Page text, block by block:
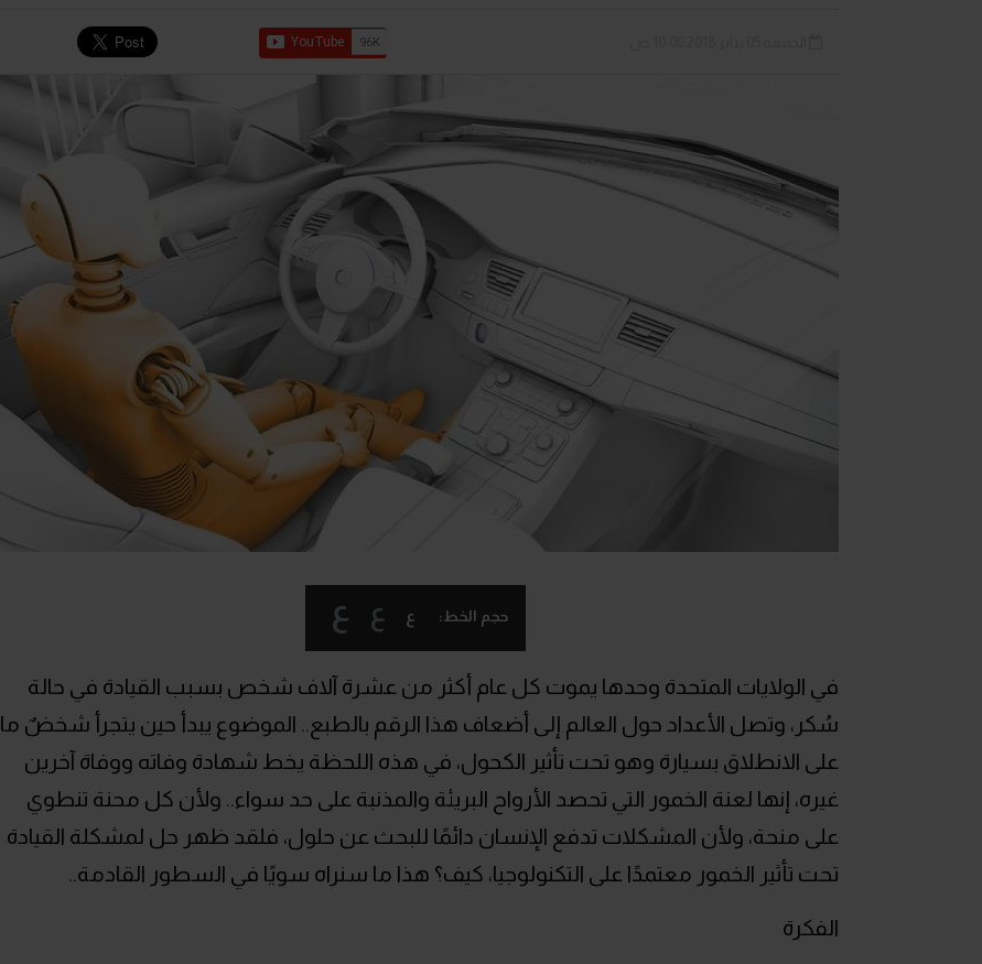
حجم الخط: ع ع ع
في الولايات المتحدة وحدها يموت كل عام أكثر من عشرة آلاف شخص بسبب القيادة في حالة
سُكر، وتصل الأعداد حول العالم إلى أضعاف هذا الرقم بالطبع.. الموضوع يبدأ حين يتجرأ شخضٌ ما
على الانطلاق بسيارة وهو تحت تأثير الكحول، في هذه اللحظة يخط شهادة وفاته ووفاة آخرين
غيره، إنها لعنة الخمور التي تحصد الأرواح البريئة والمذنبة على حد سواء.. ولأن كل محنة تنطوي
على منحة، ولأن المشكلات تدفع الإنسان دائمًا للبحث عن حلول، فلقد ظهر حل لمشكلة القيادة
تحت تأثير الخمور معتمدًا على التكنولوجيا، كيف؟ هذا ما سنراه سويًا في السطور القادمة..
الفكرة